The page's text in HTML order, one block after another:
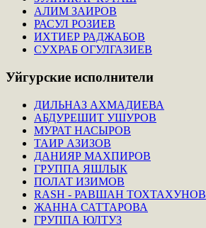
АЛИМ ЗАИРОВ
РАСУЛ РОЗИЕВ
ИХТИЕР РАДЖАБОВ
СУХРАБ ОГУЛГАЗИЕВ
Уйгурские исполнители
ДИЛЬНАЗ АХМАДИЕВА
АБДУРЕШИТ УШУРОВ
МУРАТ НАСЫРОВ
ТАИР АЗИЗОВ
ДАНИЯР МАХПИРОВ
ГРУППА ЯШЛЫК
ПОЛАТ ИЗИМОВ
RASH - РАВШАН ТОХТАХУНОВ
ЖАННА САТТАРОВА
ГРУППА ЮЛТУЗ